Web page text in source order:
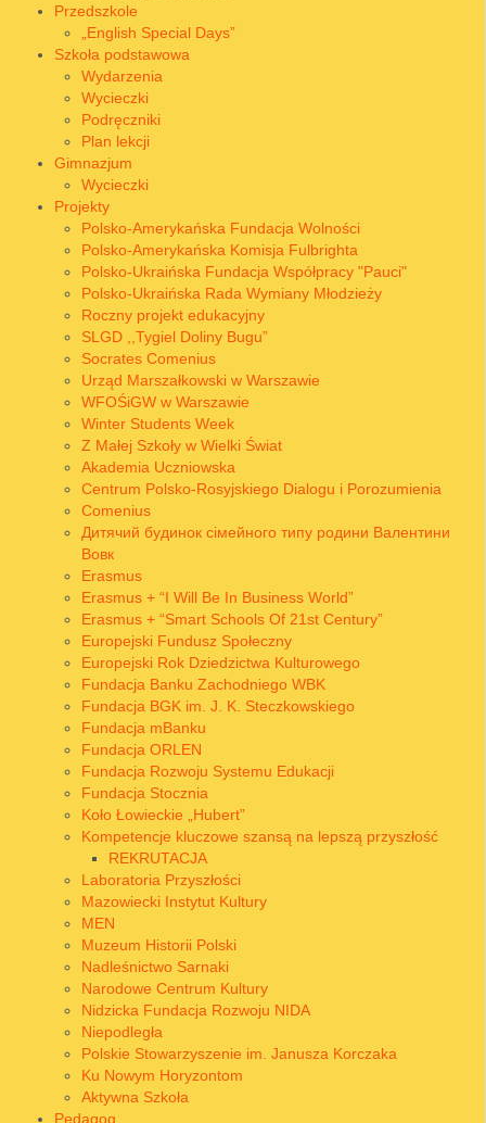
Przedszkole
„English Special Days”
Szkoła podstawowa
Wydarzenia
Wycieczki
Podręczniki
Plan lekcji
Gimnazjum
Wycieczki
Projekty
Polsko-Amerykańska Fundacja Wolności
Polsko-Amerykańska Komisja Fulbrighta
Polsko-Ukraińska Fundacja Współpracy "Pauci"
Polsko-Ukraińska Rada Wymiany Młodzieży
Roczny projekt edukacyjny
SLGD ,,Tygiel Doliny Bugu”
Socrates Comenius
Urząd Marszałkowski w Warszawie
WFOŚiGW w Warszawie
Winter Students Week
Z Małej Szkoły w Wielki Świat
Akademia Uczniowska
Centrum Polsko-Rosyjskiego Dialogu i Porozumienia
Comenius
Дитячий будинок сімейного типу родини Валентини
Вовк
Erasmus
Erasmus + “I Will Be In Business World”
Erasmus + “Smart Schools Of 21st Century”
Europejski Fundusz Społeczny
Europejski Rok Dziedzictwa Kulturowego
Fundacja Banku Zachodniego WBK
Fundacja BGK im. J. K. Steczkowskiego
Fundacja mBanku
Fundacja ORLEN
Fundacja Rozwoju Systemu Edukacji
Fundacja Stocznia
Koło Łowieckie „Hubert”
Kompetencje kluczowe szansą na lepszą przyszłość
REKRUTACJA
Laboratoria Przyszłości
Mazowiecki Instytut Kultury
MEN
Muzeum Historii Polski
Nadleśnictwo Sarnaki
Narodowe Centrum Kultury
Nidzicka Fundacja Rozwoju NIDA
Niepodległa
Polskie Stowarzyszenie im. Janusza Korczaka
Ku Nowym Horyzontom
Aktywna Szkoła
Pedagog